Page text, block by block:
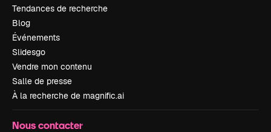
Tendances de recherche
Blog
Événements
Slidesgo
Vendre mon contenu
Salle de presse
À la recherche de magnific.ai
Nous contacter